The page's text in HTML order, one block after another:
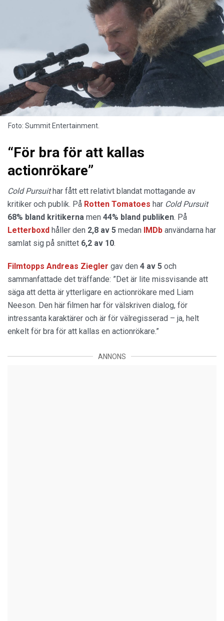
Foto: Summit Entertainment.
“För bra för att kallas
actionrökare”
Cold Pursuithar fått ett relativt blandat mottagande av
kritiker och publik. På Rotten Tomatoes har Cold Pursuit
68% bland kritikerna men 44% bland publiken. På
Letterboxd håller den 2,8 av 5 medan IMDb användarna har
samlat sig på snittet 6,2 av 10.
Filmtopps Andreas Ziegler gav den 4 av 5 och
sammanfattade det träffande: ”Det är lite missvisande att
säga att detta är ytterligare en actionrökare med Liam
Neeson. Den här filmen har för välskriven dialog, för
intressanta karaktärer och är för välregisserad – ja, helt
enkelt för bra för att kallas en actionrökare.”
ANNONS